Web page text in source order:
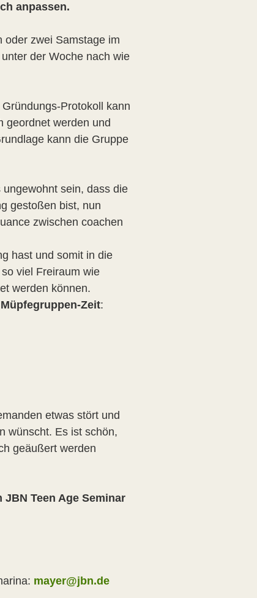
anpassen.
oder zwei Samstage im
der Woche nach wie
Protokoll kann
geordnet werden und
kann die Gruppe
sein, dass die
gestoßen bist, nun
zwischen coachen
hast und somit in die
viel Freiraum wie
werden können.
Zeit:
etwas stört und
wünscht. Es ist schön,
geäußert werden
Teen Age Seminar
mayer@jbn.de